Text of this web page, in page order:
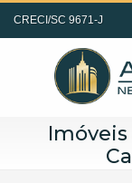
CRECI/SC 9671-J